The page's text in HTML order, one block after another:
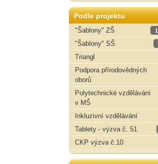
Podle projektu
"Šablony" ZŠ
"Šablony" SŠ
Triangl
Podpora přírodovědných
oborů
Polytechnické vzdělávání
v MŠ
Inkluzivní vzdělávání
Tablety - výzva č. 51
CKP výzva č.10